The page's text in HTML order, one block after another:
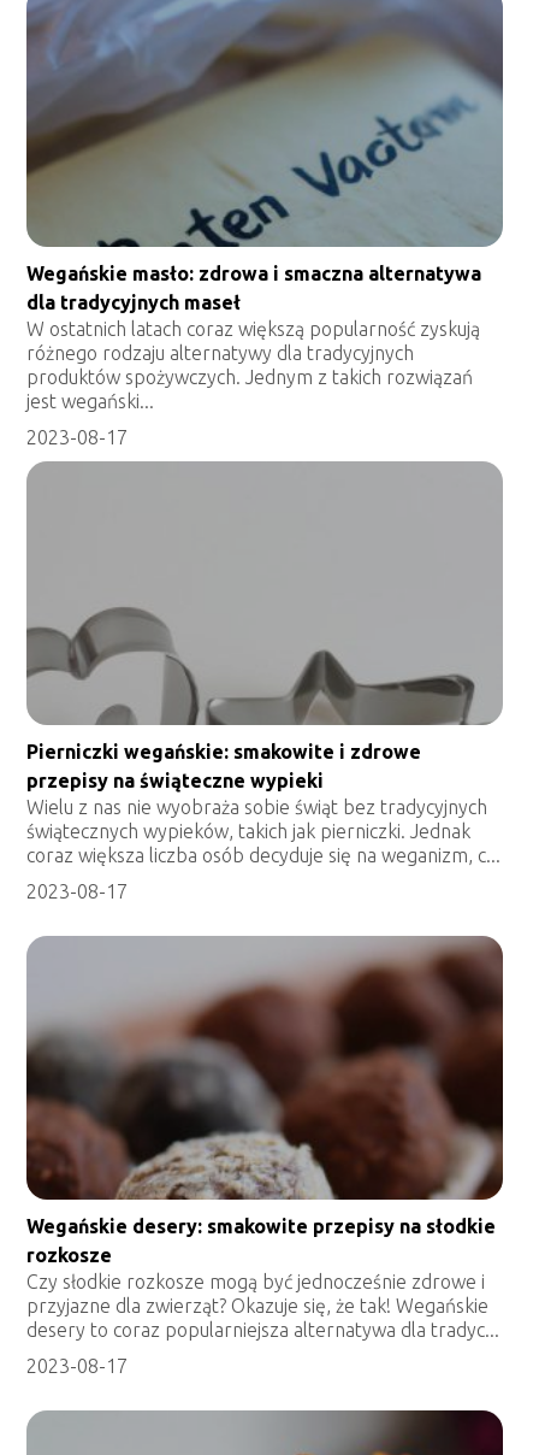
Wegańskie masło: zdrowa i smaczna alternatywa
dla tradycyjnych maseł
W ostatnich latach coraz większą popularność zyskują
różnego rodzaju alternatywy dla tradycyjnych
produktów spożywczych. Jednym z takich rozwiązań
jest wegański...
2023-08-17
Pierniczki wegańskie: smakowite i zdrowe
przepisy na świąteczne wypieki
Wielu z nas nie wyobraża sobie świąt bez tradycyjnych
świątecznych wypieków, takich jak pierniczki. Jednak
coraz większa liczba osób decyduje się na weganizm, c...
2023-08-17
Wegańskie desery: smakowite przepisy na słodkie
rozkosze
Czy słodkie rozkosze mogą być jednocześnie zdrowe i
przyjazne dla zwierząt? Okazuje się, że tak! Wegańskie
desery to coraz popularniejsza alternatywa dla tradyc...
2023-08-17